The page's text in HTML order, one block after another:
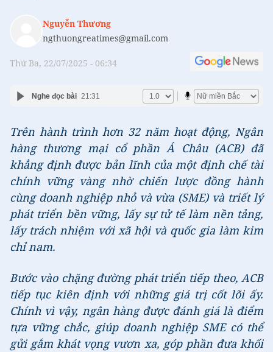
Nguyễn Thương
ngthuongreatimes@gmail.com
Thứ Ba, 22/07/2025 - 06:34
Nghe đọc bài 21:31
Trên hành trình hơn 32 năm hoạt động, Ngân
hàng thương mại cổ phần Á Châu (ACB) đã
khẳng định được bản lĩnh của một định chế tài
chính vững vàng nhờ chiến lược đồng hành
cùng doanh nghiệp nhỏ và vừa (SME) và triết lý
phát triển bền vững, lấy sự tử tế làm nền tảng,
lấy trách nhiệm với xã hội và quốc gia làm kim
chỉ nam.
Bước vào chặng đường phát triển tiếp theo, ACB
tiếp tục kiên định với những giá trị cốt lõi ấy.
Chính vì vậy, ngân hàng được đánh giá là điểm
tựa vững chắc, giúp doanh nghiệp SME có thể
gửi gắm khát vọng vươn xa, góp phần đưa khối